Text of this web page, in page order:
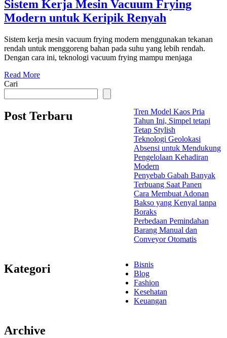
Sistem Kerja Mesin Vacuum Frying
Modern untuk Keripik Renyah
Sistem kerja mesin vacuum frying modern menggunakan tekanan
rendah untuk menggoreng bahan pada suhu yang lebih rendah.
Dengan cara ini, teknologi vacuum frying mampu menjaga
Read More
Cari
Post Terbaru
Tren Model Kaos Pria
Tahun Ini, Simpel tetapi
Tetap Stylish
Teknologi Geolokasi
Absensi untuk Mendukung
Pengelolaan Kehadiran
Modern
Penyebab Gabah Banyak
Terbuang Saat Panen
Cara Membuat Adonan
Bakso yang Kenyal tanpa
Boraks
Perbedaan Pemindahan
Barang Manual dan
Conveyor Otomatis
Kategori
Bisnis
Blog
Fashion
Kesehatan
Keuangan
Archive